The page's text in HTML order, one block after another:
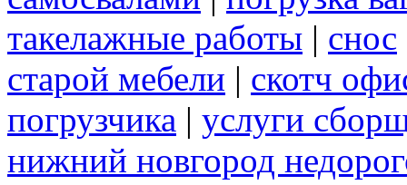
такелажные работы | снос
старой мебели | скотч
погрузчика | услуги
нижний новгород